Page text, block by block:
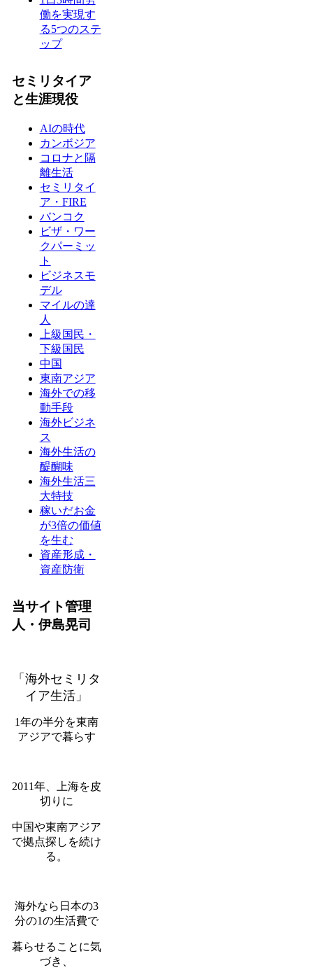
働を実現す
る5つのステ
ップ
セミリタイア
と生涯現役
AIの時代
カンボジア
コロナと隔
離生活
セミリタイ
ア・FIRE
バンコク
ビザ・ワー
クパーミッ
ト
ビジネスモ
デル
マイルの達
人
上級国民・
下級国民
中国
東南アジア
海外での移
動手段
海外ビジネ
ス
海外生活の
醍醐味
海外生活三
大特技
稼いだお金
が3倍の価値
を生む
資産形成・
資産防衛
当サイト管理
人・伊島晃司
「海外セミリタ
イア生活」
1年の半分を東南
アジアで暮らす
2011年、上海を皮
切りに
中国や東南アジア
で拠点探しを続け
る。
海外なら日本の3
分の1の生活費で
暮らせることに気
づき、